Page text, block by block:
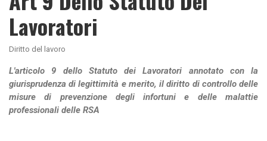
Lavoratori
Diritto del lavoro
L'articolo 9 dello Statuto dei Lavoratori annotato con la
giurisprudenza di legittimità e merito, il diritto di controllo delle
misure di prevenzione degli infortuni e delle malattie
professionali delle RSA